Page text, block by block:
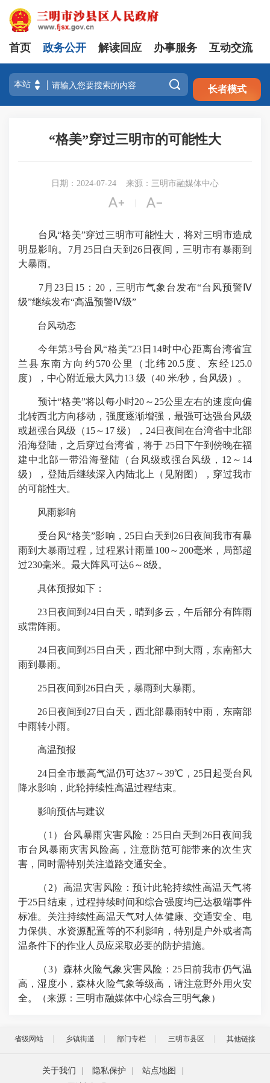
注册 登录
首页 政务公开 解读回应 办事服务 互动交流
 长者模式
“格美”穿过三明市的可能性大
日期：2024-07-24 来源：三明市融媒体中心
 
台风“格美”穿过三明市可能性大，将对三明市造成
明显影响。7月25日白天到26日夜间，三明市有暴雨到
大暴雨。
7月23日15：20，三明市气象台发布“台风预警Ⅳ
级”继续发布“高温预警Ⅳ级”
台风动态
今年第3号台风“格美”23日14时中心距离台湾省宜
兰县东南方向约570公里（北纬20.5度、东经125.0
度），中心附近最大风力13 级（40 米/秒，台风级）。
预计“格美”将以每小时20～25公里左右的速度向偏
北转西北方向移动，强度逐渐增强，最强可达强台风级
或超强台风级（15～17 级），24日夜间在台湾省中北部
沿海登陆，之后穿过台湾省，将于 25日下午到傍晚在福
建中北部一带沿海登陆（台风级或强台风级，12～14
级），登陆后继续深入内陆北上（见附图），穿过我市
的可能性大。
风雨影响
受台风“格美”影响，25日白天到26日夜间我市有暴
雨到大暴雨过程，过程累计雨量100～200毫米，局部超
过230毫米。最大阵风可达6～8级。
具体预报如下：
23日夜间到24日白天，晴到多云，午后部分有阵雨
或雷阵雨。
24日夜间到25日白天，西北部中到大雨，东南部大
雨到暴雨。
25日夜间到26日白天，暴雨到大暴雨。
26日夜间到27日白天，西北部暴雨转中雨，东南部
中雨转小雨。
高温预报
24日全市最高气温仍可达37～39℃，25日起受台风
降水影响，此轮持续性高温过程结束。
影响预估与建议
（1）台风暴雨灾害风险：25日白天到26日夜间我
市台风暴雨灾害风险高，注意防范可能带来的次生灾
害，同时需特别关注道路交通安全。
（2）高温灾害风险：预计此轮持续性高温天气将
于25日结束，过程持续时间和综合强度均已达极端事件
标准。关注持续性高温天气对人体健康、交通安全、电
力保供、水资源配置等的不利影响，特别是户外或者高
温条件下的作业人员应采取必要的防护措施。
（3）森林火险气象灾害风险：25日前我市仍气温
高，湿度小，森林火险气象等级高，请注意野外用火安
全。（来源：三明市融媒体中心综合三明气象 ）
省级网站 乡镇街道 部门专栏 三明市县区 其他链接
关于我们 隐私保护 站点地图